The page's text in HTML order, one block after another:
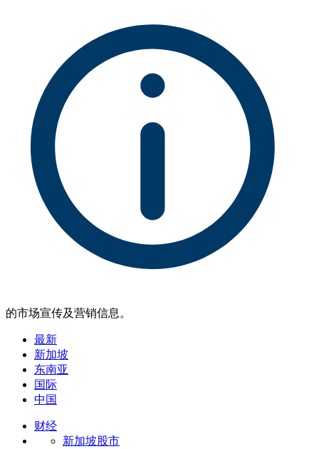
的市场宣传及营销信息。
最新
新加坡
东南亚
国际
中国
财经
新加坡股市